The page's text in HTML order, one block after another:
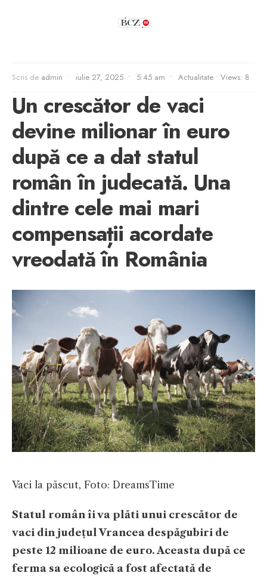
Scris de admin • iulie 27, 2025 • 5:45 am • Actualitate • Views: 8
Un crescător de vaci
devine milionar în euro
după ce a dat statul
român în judecată. Una
dintre cele mai mari
compensații acordate
vreodată în România
Vaci la păscut, Foto: DreamsTime
Statul român îi va plăti unui crescător de
vaci din județul Vrancea despăgubiri de
peste 12 milioane de euro. Aceasta după ce
ferma sa ecologică a fost afectată de